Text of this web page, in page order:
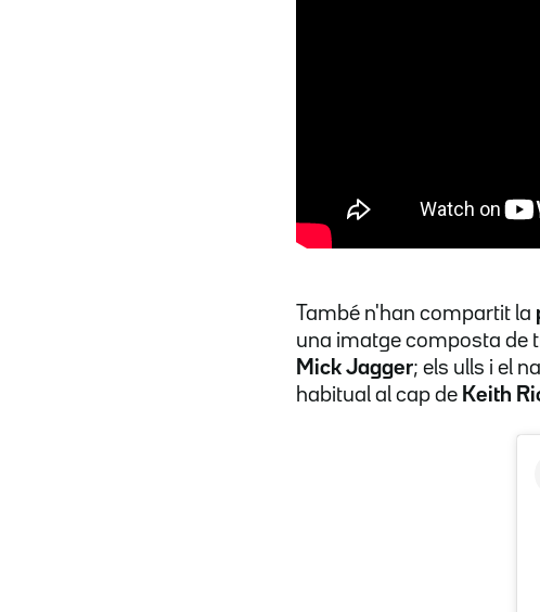
També n'han compartit la
una imatge composta de
Mick Jagger; els ulls i el
habitual al cap de Keith